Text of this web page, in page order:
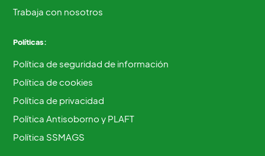
Trabaja con nosotros
Políticas:
Política de seguridad de información
Política de cookies
Política de privacidad
Política Antisoborno y PLAFT
Política SSMAGS